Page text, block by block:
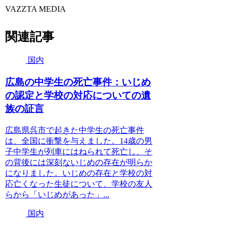
VAZZTA MEDIA
関連記事
国内
広島の中学生の死亡事件：いじめ
の認定と学校の対応についての遺
族の証言
広島県呉市で起きた中学生の死亡事件
は、全国に衝撃を与えました。14歳の男
子中学生が列車にはねられて死亡し、そ
の背後には深刻ないじめの存在が明らか
になりました。いじめの存在と学校の対
応亡くなった生徒について、学校の友人
らから「いじめがあった」...
国内